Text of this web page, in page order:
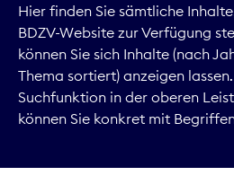
Digitales
Marktdaten
Hier finden Sie sämtliche
BDZV-Website zur Verfügung
können Sie sich Inhalte (nach
Thema sortiert) anzeigen
Suchfunktion in der oberen
können Sie konkret mit